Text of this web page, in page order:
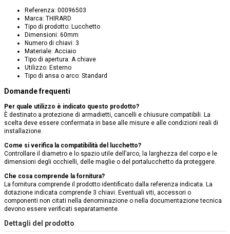
Referenza: 00096503
Marca: THIRARD
Tipo di prodotto: Lucchetto
Dimensioni: 60mm
Numero di chiavi: 3
Materiale: Acciaio
Tipo di apertura: A chiave
Utilizzo: Esterno
Tipo di ansa o arco: Standard
Domande frequenti
Per quale utilizzo è indicato questo prodotto?
È destinato a protezione di armadietti, cancelli e chiusure compatibili. La
scelta deve essere confermata in base alle misure e alle condizioni reali di
installazione.
Come si verifica la compatibilità del lucchetto?
Controllare il diametro e lo spazio utile dell’arco, la larghezza del corpo e le
dimensioni degli occhielli, delle maglie o del portalucchetto da proteggere.
Che cosa comprende la fornitura?
La fornitura comprende il prodotto identificato dalla referenza indicata. La
dotazione indicata comprende 3 chiavi. Eventuali viti, accessori o
componenti non citati nella denominazione o nella documentazione tecnica
devono essere verificati separatamente.
Dettagli del prodotto